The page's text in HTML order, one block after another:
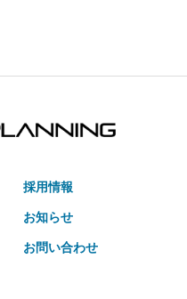
採用情報
お知らせ
お問い合わせ